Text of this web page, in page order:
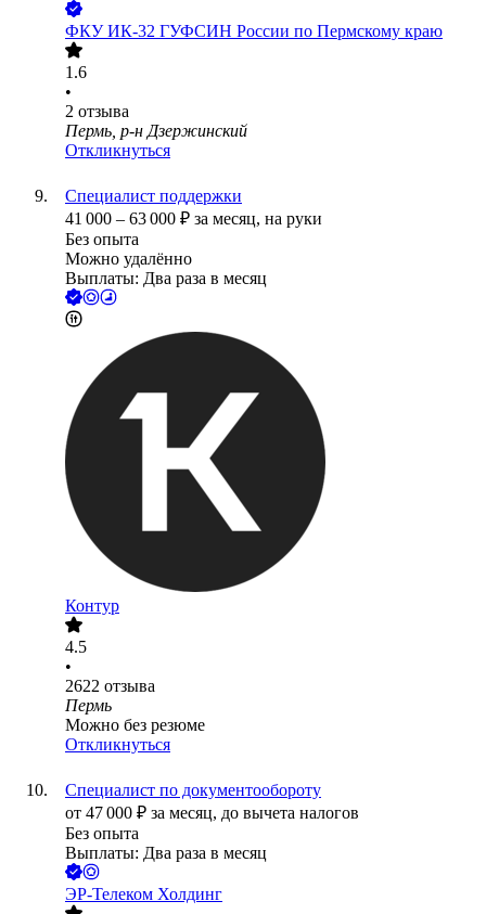
ФКУ ИК-32 ГУФСИН России по Пермскому краю
1.6
•
2 отзыва
Пермь, р-н Дзержинский
Откликнуться
Специалист поддержки
41 000 – 63 000 ₽ за месяц, на руки
Без опыта
Можно удалённо
Выплаты: Два раза в месяц
Контур
4.5
•
2622 отзыва
Пермь
Можно без резюме
Откликнуться
Специалист по документообороту
от 47 000 ₽ за месяц, до вычета налогов
Без опыта
Выплаты: Два раза в месяц
ЭР-Телеком Холдинг